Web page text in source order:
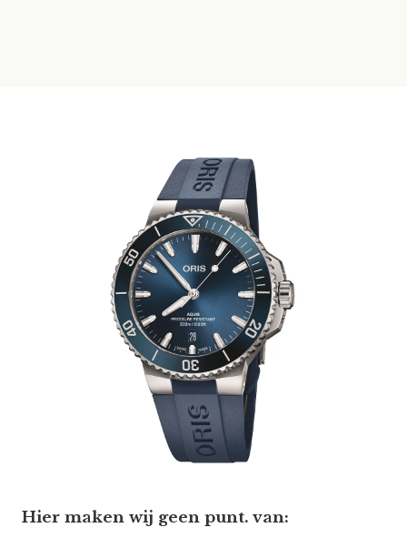
Hier maken wij geen punt. van: